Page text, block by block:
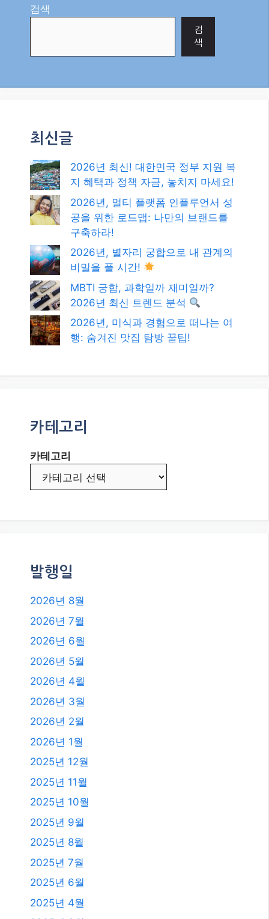
2026년, 멀티 플랫폼 인플루언서 성
공을 위한 로드맵: 나만의 브랜드를
구축하라!
2026년 최신 트렌드 분석
행: 숨겨진 맛집 탐방 꿀팁!
카테고리
카테고리
2026년 8월
2026년 7월
2026년 5월
2026년 1월
2025년 11월
2025년 10월
2025년 9월
2025년 8월
2025년 7월
2025년 6월
2025년 4월
2025년 3월
2025년 2월
2025년 1월
2024년 12월
2024년 4월
2024년 2월
2024년 1월
2023년 11월
2023년 10월